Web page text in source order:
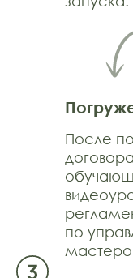
После
по